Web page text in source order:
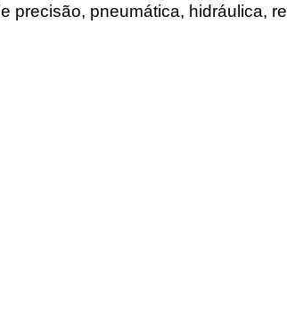
precisão, pneumática, hidráulica,